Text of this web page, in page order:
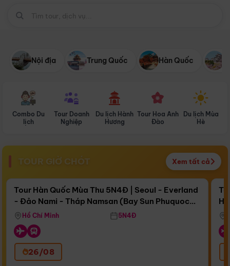
Nội địa Trung Quốc Hàn Quốc
Combo Du
lịch
Tour Doanh
Nghiệp
Du lịch Hành
Hương
Tour Hoa Anh
Đào
Du lịch Mùa
Hè
TOUR GIỜ CHÓT Xem tất cả
Còn16 ngày 16:19:39
Bay Sun Phuquoc Airways
Điểm nổi bật
Tour Hàn Quốc Mùa Thu 5N4Đ | Seoul - Everland
- Đảo Nami - Tháp Namsan (Bay Sun Phuquoc
Airways)
Hồ Chí Minh 5N4Đ
26/08